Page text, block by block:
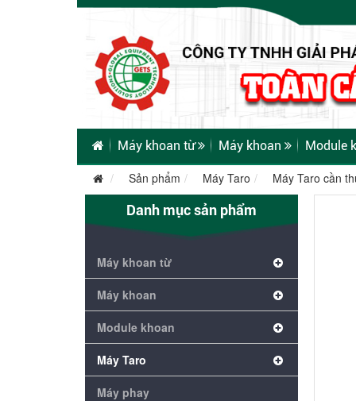
Máy khoan từ Máy khoan Module
Sản phẩm Máy Taro Máy Taro cần
Danh mục sản phẩm
Máy khoan từ
Máy khoan
Module khoan
Máy Taro
Máy phay